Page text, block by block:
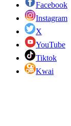
Facebook
Instagram
X
YouTube
Tiktok
Kwai